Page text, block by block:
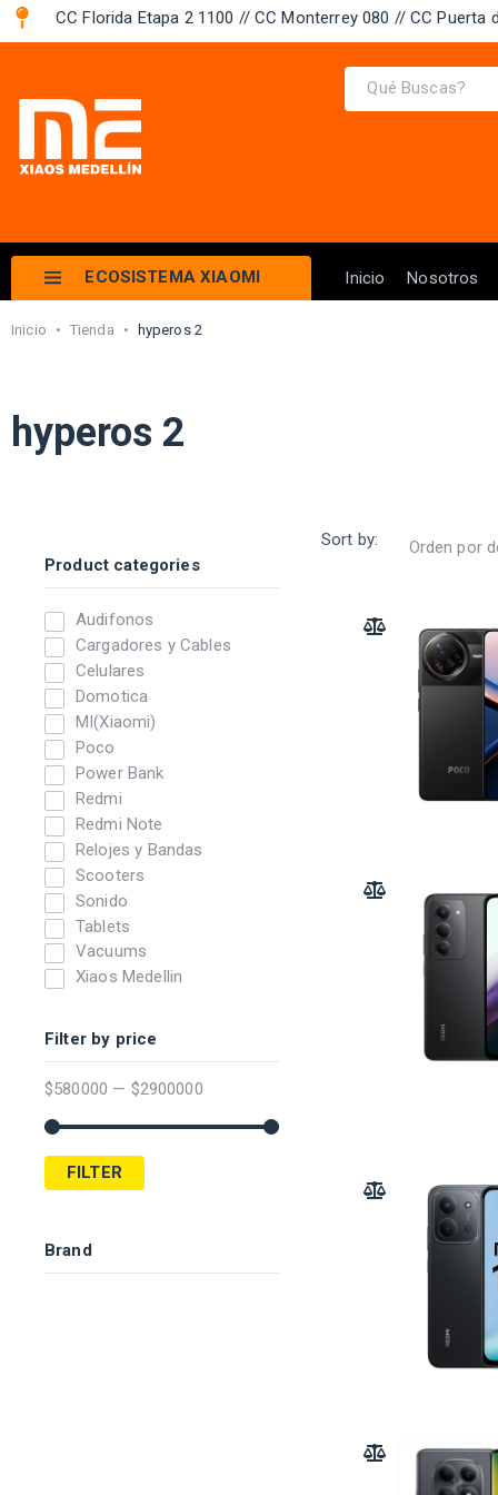
CC Florida Etapa 2 1100 // CC Monterrey 080 // CC Puerta
ECOSISTEMA XIAOMI Inicio Nosotros
Inicio • Tienda • hyperos 2
hyperos 2
Product categories
Audifonos
Cargadores y Cables
Celulares
Domotica
MI(Xiaomi)
Poco
Power Bank
Redmi
Redmi Note
Relojes y Bandas
Scooters
Sonido
Tablets
Vacuums
Xiaos Medellin
Filter by price
$580000 — $2900000
FILTER
Brand
Sort by: